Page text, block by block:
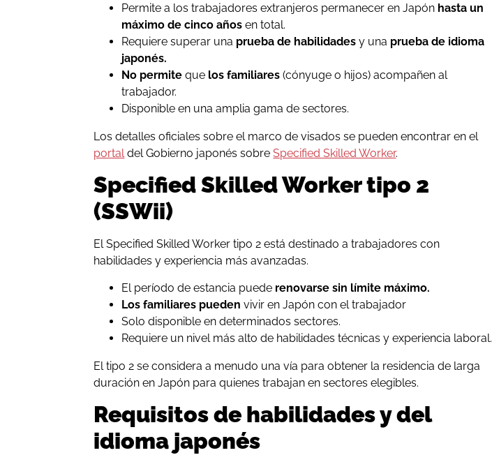
Permite a los trabajadores extranjeros permanecer en Japón hasta un
máximo de cinco añosen total.
Requiere superar una prueba de habilidadesy una prueba de idioma
japonés.
No permiteque los familiares(cónyuge o hijos) acompañen al
trabajador.
Disponible en una amplia gama de sectores.
Los detalles oficiales sobre el marco de visados se pueden encontrar en el
portal del Gobierno japonés sobreSpecified Skilled Worker.
Specified Skilled Worker tipo 2
(SSWii)
El Specified Skilled Worker tipo 2 está destinado a trabajadores con
habilidades y experiencia más avanzadas.
El período de estancia puede renovarse sin límite máximo.
Los familiares puedenvivir en Japón con el trabajador
Solo disponible en determinados sectores.
Requiere un nivel más alto de habilidades técnicas y experiencia laboral.
El tipo 2 se considera a menudo una vía para obtener la residencia de larga
duración en Japón para quienes trabajan en sectores elegibles.
Requisitos de habilidades y del
idioma japonés